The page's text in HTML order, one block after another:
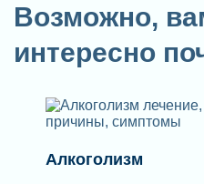
Возможно,
интересно
Алкоголизм